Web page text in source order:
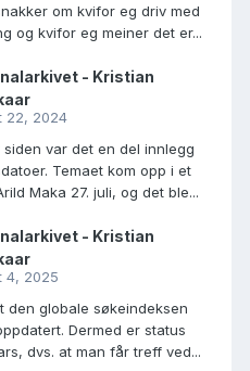
om kvifor eg driv med
og kvifor eg meiner det er...
- Kristian
22, 2024
siden var det en del innlegg
Temaet kom opp i et
Maka 27. juli, og det ble...
- Kristian
4, 2025
den globale søkeindeksen
Dermed er status
dvs. at man får treff ved...